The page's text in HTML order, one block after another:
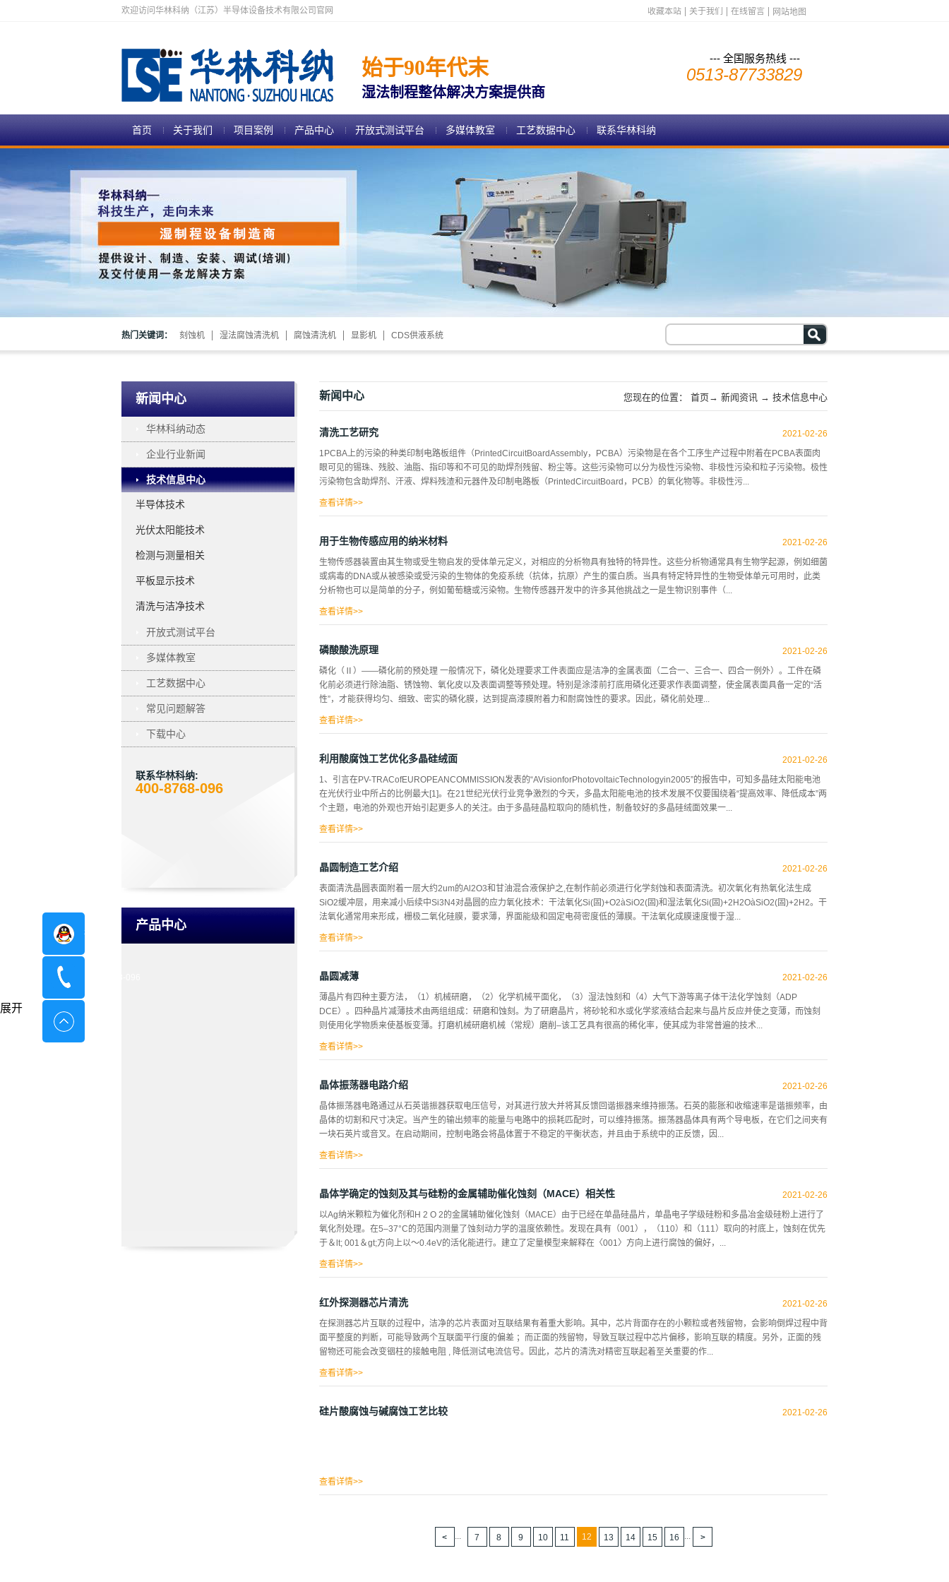
欢迎访问华林科纳（江苏）半导体设备技术有限公司官网 收藏本站 关于我们 在线留言 网站地图
始于90年代末
湿法制程整体解决方案提供商
--- 全国服务热线 ---
0513-87733829
首页 关于我们 项目案例 产品中心 开放式测试平台 多媒体教室 工艺数据中心 联系华林科纳
热门关键词： 刻蚀机 湿法腐蚀清洗机 腐蚀清洗机 显影机 CDS供液系统
新闻中心
华林科纳动态
企业行业新闻
技术信息中心
半导体技术
光伏太阳能技术
检测与测量相关
平板显示技术
清洗与洁净技术
开放式测试平台
多媒体教室
工艺数据中心
常见问题解答
下载中心
联系华林科纳:
400-8768-096
产品中心
新闻中心 您现在的位置： 首页→ 新闻资讯 → 技术信息中心
清洗工艺研究
1PCBA上的污染的种类印制电路板组件（PrintedCircuitBoardAssembly，PCBA）污染物是在各个工序生产过程中附着在PCBA表面肉
眼可见的锡珠、残胶、油脂、指印等和不可见的助焊剂残留、粉尘等。这些污染物可以分为极性污染物、非极性污染和粒子污染物。极性
污染物包含助焊剂、汗液、焊料残渣和元器件及印制电路板（PrintedCircuitBoard，PCB）的氧化物等。非极性污...
和PCBA加工时产生的玻璃纤维等。极性污染物会造成电迁移、枝晶生长、元器件的引脚腐蚀，严重时会引起电路失效。非极性污染物会
极性污染物，也就是通常说的离子污染物。离子污染物的控制对于产品质量可靠性的控制意义重大。从元器件、PCBA污染物残留的控
制，到生产中使用的焊膏、焊剂、焊锡丝等选型，再到生产过程中操作人员的工作服、手套等穿戴控制，到最后产品的包装、转运工装的
管理都会影响到产品污染物含量的高低，最终影响到产品的运行可靠性和寿命的长短。这些生产中的质量控制，是非常细致、周密、严格
和系统的，需要投入大量的人力和物力。2清洗工艺的种类清洗工艺对解决PCBA上的污染...
2021-02-26
查看详情>>
用于生物传感应用的纳米材料
生物传感器装置由其生物或受生物启发的受体单元定义，对相应的分析物具有独特的特异性。这些分析物通常具有生物学起源，例如细菌
或病毒的DNA或从被感染或受污染的生物体的免疫系统（抗体，抗原）产生的蛋白质。当具有特定特异性的生物受体单元可用时，此类
分析物也可以是简单的分子，例如葡萄糖或污染物。生物传感器开发中的许多其他挑战之一是生物识别事件（...
并降低甚至单个分子的检测限，纳米材料是有希望的候选物，因为它有可能以减小的体积固定增加量的生物受体单元，甚至自身充当转导
究领域的巨大发展，本文以非穷尽的方式总结了纳米材料的优势，重点关注的是纳米物体，这些物体比“仅仅”增加表面积提供了更多的有
益特性。纳米材料是有希望的候选物，因为它有可能以减小的体积固定更多数量的生物受体单元，甚至可以自己充当转导元件。在此类纳
米材料中，对金纳米颗粒，半导体量子点，聚合物纳米颗粒，碳纳米管，纳米金刚石和石墨烯进行了深入研究。由于该研究领域的巨大发
展，本文以非穷尽的方式总结了纳米材料的优势，重点关注的是纳米物体，这些物体比“仅仅”增加表面积提供了更多的有益特性。纳米材
料是有希望的候选物，...
2021-02-26
查看详情>>
磷酸酸洗原理
磷化（Ⅱ）——磷化前的预处理 一般情况下，磷化处理要求工件表面应是洁净的金属表面（二合一、三合一、四合一例外）。工件在磷
化前必须进行除油脂、锈蚀物、氧化皮以及表面调整等预处理。特别是涂漆前打底用磷化还要求作表面调整，使金属表面具备一定的“活
性”，才能获得均匀、细致、密实的磷化膜，达到提高漆膜附着力和耐腐蚀性的要求。因此，磷化前处理...
工擦刷、喷砂抛丸、火焰灼烧等。化学法主要：溶剂清洗、酸性清洗剂清洗、强碱液清洗，低碱性清洗剂清洗。以下介绍化学法除油脂工
脂。蒸汽脱脂速度快，效率高，脱脂干净彻底，对各类油及脂的去除效果都非常好。在氯代烃中加入一定的乳化液，不管是浸泡还是喷淋
效果都很好。由于氯代卤都有一定的毒性，汽化温度也较高，再者由于新型水基低碱性清洗剂的出现，溶剂蒸汽和乳液除油脂方法现在已
经很少使用了。 1.2 酸性清洗剂清洗 酸性清洗剂除油脂是一种应用非常广泛的方法。它利用表面活性剂的乳化、润湿、渗透原理，并借
助于酸腐蚀金属产生氢气的机械剥离...
2021-02-26
查看详情>>
利用酸腐蚀工艺优化多晶硅绒面
1、引言在PV-TRACofEUROPEANCOMMISSION发表的“AVisionforPhotovoltaicTechnologyin2005”的报告中，可知多晶硅太阳能电池
在光伏行业中所占的比例最大[1]。在21世纪光伏行业竞争激烈的今天，多晶太阳能电池的技术发展不仅要围绕着“提高效率、降低成本”两
个主题，电池的外观也开始引起更多人的关注。由于多晶硅晶粒取向的随机性，制备较好的多晶硅绒面效果一...
绒技术[4]，基本也是成本最低、应用最为广泛的制绒技术[5]。因此，使用低成本的酸腐蚀制绒技术制备具有高效、美观的电池片已成为
反射光谱仪测其反射率，用扫描电子显微镜（SEM）对其形貌进行观察，并进行分析，从而寻找更优的多晶硅绒面效果。2、实验原理和
过程本实验样品是由英利（中国）能源有限公司生产的B参杂P型多晶A等硅片，电阻率为0.7-2.0Ω·cm，尺寸为156×156mm,厚度约为
190μm。酸腐蚀制绒设备是由RENA厂家提供的RENA链式制绒机。腐蚀槽中的腐蚀液由浓度为65%的HNO3、40%的HF和去离子水
（DI水）按...
2021-02-26
查看详情>>
晶圆制造工艺介绍
表面清洗晶圆表面附着一层大约2um的Al2O3和甘油混合液保护之,在制作前必须进行化学刻蚀和表面清洗。初次氧化有热氧化法生成
SiO2缓冲层，用来减小后续中Si3N4对晶圆的应力氧化技术：干法氧化Si(固)+O2àSiO2(固)和湿法氧化Si(固)+2H2OàSiO2(固)+2H2。干
法氧化通常用来形成，栅极二氧化硅膜，要求薄，界面能级和固定电荷密度低的薄膜。干法氧化成膜速度慢于湿...
的平方根成正比。因而，要形成较厚SiO2膜，需要较长的氧化时间。SiO2膜形成的速度取决于经扩散穿过SiO2膜到达硅表面的O2及OH
的0.44倍。因此，不同厚度的SiO2膜，去除后的Si表面的深度也不同。SiO2膜为透明，通过光干涉来估计膜的厚度。这种干涉色的周期
约为200nm，如果预告知道是几次干涉，就能正确估计。对其他的透明薄膜，如知道其折射率，也可用公式计算出(dSiO2)/(dox)=
(nox)/(nSiO2)。SiO2膜很薄时，看不到干涉色，但可利用Si的疏水性和SiO2的亲水性来判断SiO2膜是否存在。也可用干涉膜计或椭圆
仪...
2021-02-26
查看详情>>
晶圆减薄
薄晶片有四种主要方法，（1）机械研磨，（2）化学机械平面化，（3）湿法蚀刻和（4）大气下游等离子体干法化学蚀刻（ADP
DCE）。四种晶片减薄技术由两组组成：研磨和蚀刻。为了研磨晶片，将砂轮和水或化学浆液结合起来与晶片反应并使之变薄，而蚀刻
则使用化学物质来使基板变薄。打磨机械研磨机械（常规）磨削–该工艺具有很高的稀化率，使其成为非常普遍的技术...
了准备机械研磨，将晶片放在多孔陶瓷卡盘上，并通过真空将其固定在适当的位置。晶圆的背面朝着砂轮放置，而砂带则放置在晶圆的前
润滑。这也可以控制温度和减薄率，以确保不会将晶片切割得太薄。总而言之，该过程分两个步骤：粗磨以〜5μm/ sec的速度进行大部
分的细化。用1200至2000粗砂和poligrind精磨精磨。通常以≤1μm/ sec的速度去除〜30μm或更小的材料，并在晶片上提供最终的光洁
度。1200粗砂的粗糙表面带有明显的磨痕，而2000粗砂的粗糙程度较小，但是仍然有一些磨痕。Poligrind是一种抛光工具，可提供最大
的晶片强度，并消除了大部分的次表面损伤。化学机械平面化（CMP）化学机械平面化（CMP）...
2021-02-26
查看详情>>
晶体振荡器电路介绍
晶体振荡器电路通过从石英谐振器获取电压信号，对其进行放大并将其反馈回谐振器来维持振荡。石英的膨胀和收缩速率是谐振频率，由
晶体的切割和尺寸决定。当产生的输出频率的能量与电路中的损耗匹配时，可以维持振荡。振荡器晶体具有两个导电板，在它们之间夹有
一块石英片或音叉。在启动期间，控制电路会将晶体置于不稳定的平衡状态，并且由于系统中的正反馈，因...
而使其他所有信号衰减。最终，只有谐振频率有效。当振荡器放大从晶体发出的信号时，晶体频带中的信号变得更强，最终主导了振荡器
称为谐波频率。谐波是基频的精确整数倍。但是，与许多其他机械谐振器一样，晶体表现出几种振荡模式，通常是基频的大约奇数倍。这
些被称为“泛音模式”，并且可以设计振荡器电路来激发它们。泛音模式处于近似的频率，但不是基频的正整数倍，因此泛音频率不是基频
的精确谐波。高频晶体通常被设计为在第三，第五或第七谐波下工作。制造商很难生产足够薄的晶体以产生超过30 MHz的基频。为了产
生更高的频率，制造商将泛音晶体调整为将第三，第五或第七泛音置于所需的频率，因为它们比会产生相同频率的基本晶体更厚，因此更
易于制造，尽管可以激...
2021-02-26
查看详情>>
晶体学确定的蚀刻及其与硅粉的金属辅助催化蚀刻（MACE）相关性
以Ag纳米颗粒为催化剂和H 2 O 2的金属辅助催化蚀刻（MACE）由于已经在单晶硅晶片，单晶电子学级硅粉和多晶冶金级硅粉上进行了
氧化剂处理。在5–37°C的范围内测量了蚀刻动力学的温度依赖性。发现在具有（001），（110）和（111）取向的衬底上，蚀刻在优先
于＆lt; 001＆gt;方向上以〜0.4eV的活化能进行。建立了定量模型来解释在〈001〉方向上进行腐蚀的偏好，...
超声搅拌从这些多孔颗粒中收获硅纳米线（SiNW）和成束的SiNW。对金属纳米颗粒催化剂和Si颗粒之间作用力的分析表明，强吸引力
什么粉末颗粒在所有暴露的表面上均等地被蚀刻。介绍硅有望将其应用范围从主要的电子和光伏技术扩展到药物输送和能量存储。纳米结
构的硅已经吸引了对治疗化合物中多种化合物的靶向递送的极大兴趣（Salonen等人，2008；Santos等人，2011；Santos和Hirvonen，
2012）。多孔硅（por-Si）颗粒已被广泛研究用于药物的持续释放，并成功用于从小分子药物到治疗性生物分子的各种有效载荷，例如
肽，siRNA和DNA（Kaukonen...
2021-02-26
查看详情>>
红外探测器芯片清洗
在探测器芯片互联的过程中，洁净的芯片表面对互联结果有着重大影响。其中，芯片背面存在的小颗粒或者残留物，会影响倒焊过程中背
面平整度的判断，可能导致两个互联面平行度的偏差 ；而正面的残留物，导致互联过程中芯片偏移，影响互联的精度。另外，正面的残
留物还可能会改变铟柱的接触电阻 , 降低测试电流信号。因此，芯片的清洗对精密互联起着至关重要的作...
则作为一种良好的粘黏剂将芯片固定在玻璃平板和基板上进行加工。其中，光刻胶易溶于丙酮，去除相对容易。然而，对于石蜡的去除，
方便，减少了人为因素对工艺过程的影响。发明内容基于目前常规工艺芯片的清洗过程中 , 背面的蜡容易残留，正面清洗过程毛笔的力度
也不易...
2021-02-26
查看详情>>
硅片酸腐蚀与碱腐蚀工艺比较 2021-02-26
查看详情>>
... 7 8 9 10 11 12 13 14 15 16 ...
在线咨询
展开